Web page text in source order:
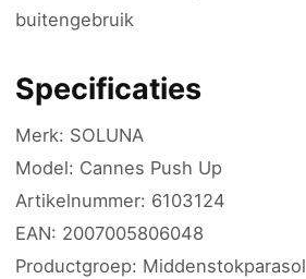
buitengebruik
Specificaties
Merk: SOLUNA
Model: Cannes Push Up
Artikelnummer: 6103124
EAN: 2007005806048
Productgroep: Middenstokparasol